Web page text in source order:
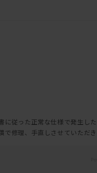
に従った正常な仕様で発生し
で修理、手直しさせていただき